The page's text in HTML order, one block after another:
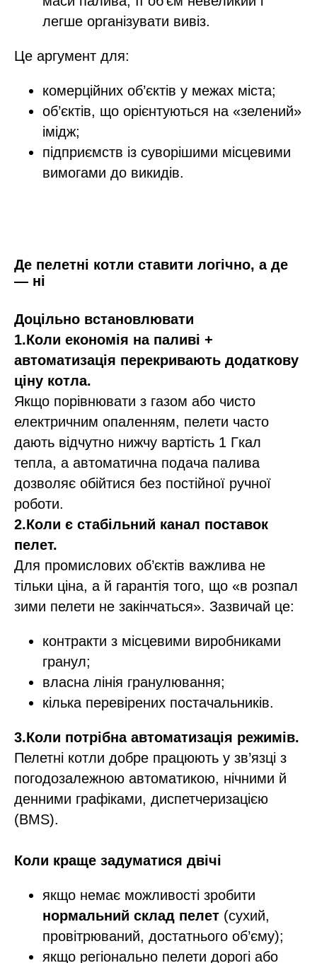
легше організувати вивіз.​
Це аргумент для:
комерційних об’єктів у межах міста;
об’єктів, що орієнтуються на «зелений»
імідж;
підприємств із суворішими місцевими
вимогами до викидів.
Де пелетні котли ставити логічно, а де
— ні
Доцільно встановлювати
1.Коли економія на паливі +
автоматизація перекривають додаткову
ціну котла.
Якщо порівнювати з газом або чисто
електричним опаленням, пелети часто
дають відчутно нижчу вартість 1 Гкал
тепла, а автоматична подача палива
дозволяє обійтися без постійної ручної
роботи.​
2.Коли є стабільний канал поставок
пелет.
Для промислових об’єктів важлива не
тільки ціна, а й гарантія того, що «в розпал
зими пелети не закінчаться». Зазвичай це:
контракти з місцевими виробниками
гранул;
власна лінія гранулювання;
кілька перевірених постачальників.​
3.Коли потрібна автоматизація режимів.
Пелетні котли добре працюють у зв’язці з
погодозалежною автоматикою, нічними й
денними графіками, диспетчеризацією
(BMS).​
Коли краще задуматися двічі
якщо немає можливості зробити
нормальний склад пелет (сухий,
провітрюваний, достатнього об’єму);
якщо регіонально пелети дорогі або